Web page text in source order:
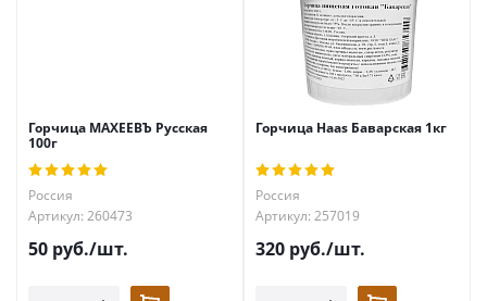
Горчица МАХЕЕВЪ Русская
100г
Россия
Артикул: 260473
50 руб./шт.
Горчица Haas Баварская 1кг
Россия
Артикул: 257019
320 руб./шт.